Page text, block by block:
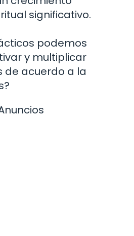
significativo.
podemos
y multiplicar
de acuerdo a la